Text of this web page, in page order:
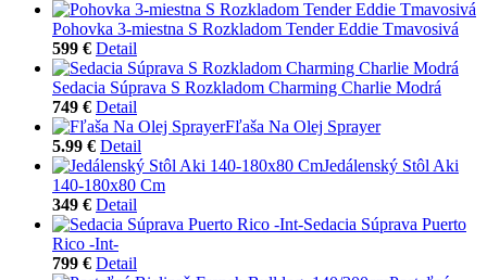
Pohovka 3-miestna S Rozkladom Tender Eddie Tmavosivá
599 € Detail
Sedacia Súprava S Rozkladom Charming Charlie Modrá
749 € Detail
Fľaša Na Olej Sprayer
5.99 € Detail
Jedálenský Stôl Aki
140-180x80 Cm
349 € Detail
Sedacia Súprava Puerto
Rico -Int-
799 € Detail